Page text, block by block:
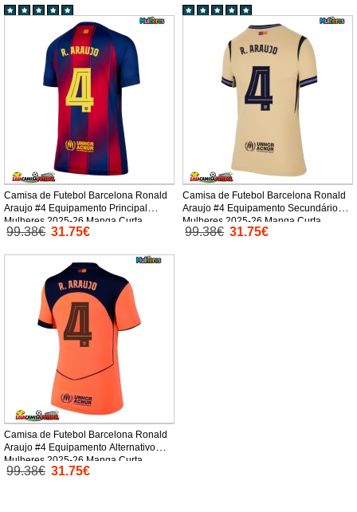
Camisa de Futebol Barcelona Ronald
Araujo #4 Equipamento Principal
Mulheres 2025-26 Manga Curta
99.38€ 31.75€
Camisa de Futebol Barcelona Ronald
Araujo #4 Equipamento Secundário
Mulheres 2025-26 Manga Curta
99.38€ 31.75€
Camisa de Futebol Barcelona Ronald
Araujo #4 Equipamento Alternativo
Mulheres 2025-26 Manga Curta
99.38€ 31.75€